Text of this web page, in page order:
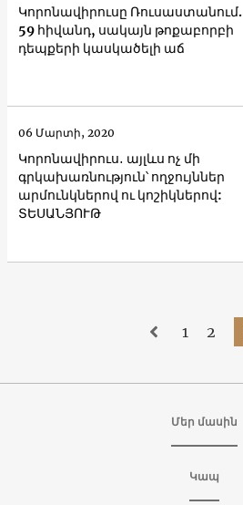
Կորոնավիրուսը Ռուսաստանում.
59 հիվանդ, սակայն թոքաբորբի
դեպքերի կասկածելի աճ
Կորոնավիրուս․ այլևս ոչ մի
գրկախառնություն՝ ողջույններ
արմունկներով ու կոշիկներով:
ՏԵՍԱՆՅՈՒԹ
06 Մարտի, 2020
1 2
Մեր մասին
Կապ